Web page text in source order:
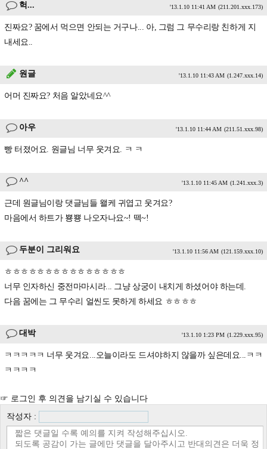
헉... '13.1.10 11:41 AM (211.201.xxx.173)
진짜요? 꿈에서 먹으면 안되는 거구나... 아, 그럼 그 무수리랑 친하게 지
내세요..
원글 '13.1.10 11:43 AM (1.247.xxx.14)
어머 진짜요? 처음 알았네요^^
아우 '13.1.10 11:44 AM (211.51.xxx.98)
빵 터졌어요. 원글님 너무 웃겨요. ㅋ ㅋ
^^ '13.1.10 11:45 AM (1.241.xxx.3)
근데 원글님이랑 댓글님들 왤케 귀엽고 웃겨요?
마음에서 하트가 뿅뿅 나오자나요~! 떽~!
두분이 그리워요 '13.1.10 11:56 AM (121.159.xxx.10)
ㅎㅎㅎㅎㅎㅎㅎㅎㅎㅎㅎㅎㅎㅎㅎ
너무 인자하신 중전마마시라... 그냥 상궁이 내치게 하셨어야 하는데.
다음 꿈에는 그 무수리 얼씬도 못하게 하세요 ㅎㅎㅎㅎ
대박 '13.1.10 1:23 PM (1.229.xxx.95)
ㅋㅋㅋㅋㅋ 너무 웃겨요...오늘이라도 드셔야하지 않을까 싶은데요...ㅋㅋ
ㅋㅋㅋㅋ
☞ 로그인 후 의견을 남기실 수 있습니다
작성자 :